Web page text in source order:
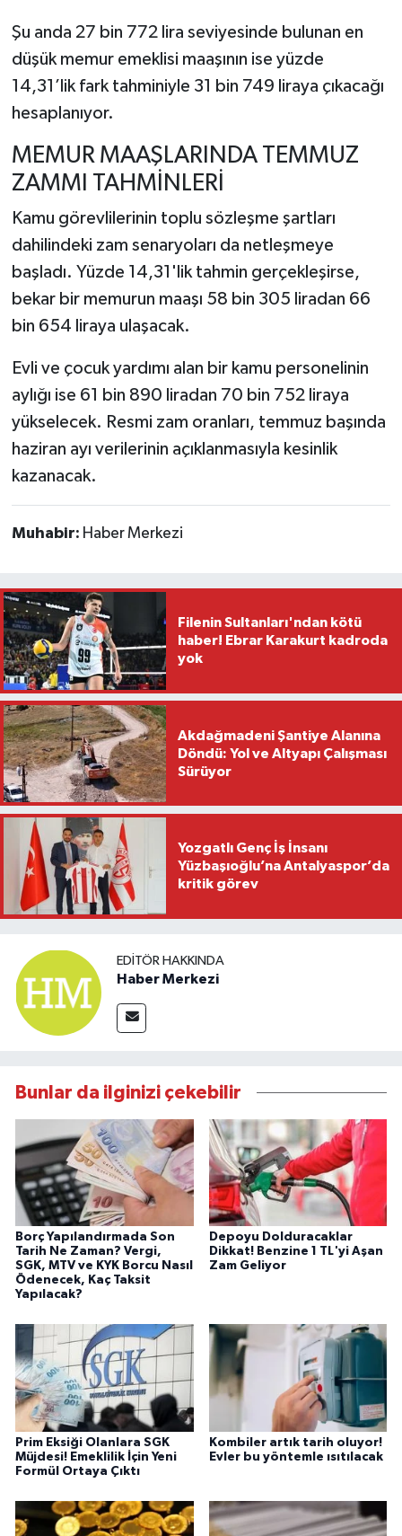
Şu anda 27 bin 772 lira seviyesinde bulunan en
düşük memur emeklisi maaşının ise yüzde
14,31’lik fark tahminiyle 31 bin 749 liraya çıkacağı
hesaplanıyor.
MEMUR MAAŞLARINDA TEMMUZ
ZAMMI TAHMİNLERİ
Kamu görevlilerinin toplu sözleşme şartları
dahilindeki zam senaryoları da netleşmeye
başladı. Yüzde 14,31'lik tahmin gerçekleşirse,
bekar bir memurun maaşı 58 bin 305 liradan 66
bin 654 liraya ulaşacak.
Evli ve çocuk yardımı alan bir kamu personelinin
aylığı ise 61 bin 890 liradan 70 bin 752 liraya
yükselecek. Resmi zam oranları, temmuz başında
haziran ayı verilerinin açıklanmasıyla kesinlik
kazanacak.
Muhabir: Haber Merkezi
Filenin Sultanları'ndan kötü
haber! Ebrar Karakurt kadroda
yok
Akdağmadeni Şantiye Alanına
Döndü: Yol ve Altyapı Çalışması
Sürüyor
Yozgatlı Genç İş İnsanı
Yüzbaşıoğlu’na Antalyaspor’da
kritik görev
EDITÖR HAKKINDA
Haber Merkezi
Bunlar da ilginizi çekebilir
Borç Yapılandırmada Son
Tarih Ne Zaman? Vergi,
SGK, MTV ve KYK Borcu Nasıl
Ödenecek, Kaç Taksit
Yapılacak?
Depoyu Dolduracaklar
Dikkat! Benzine 1 TL'yi Aşan
Zam Geliyor
Prim Eksiği Olanlara SGK
Müjdesi! Emeklilik İçin Yeni
Formül Ortaya Çıktı
Kombiler artık tarih oluyor!
Evler bu yöntemle ısıtılacak